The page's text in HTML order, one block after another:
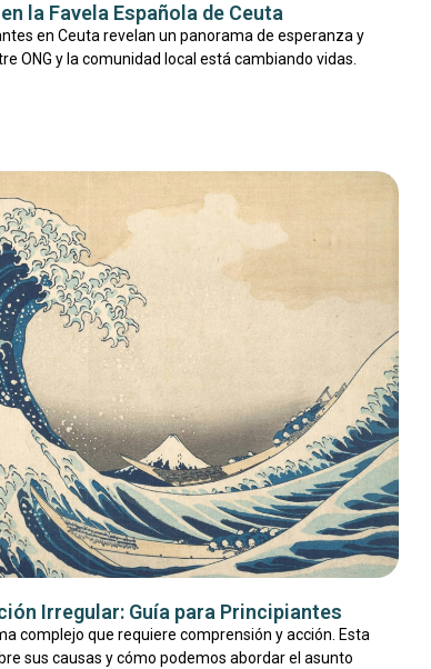
la Favela Española de Ceuta
en Ceuta revelan un panorama de esperanza y
ONG y la comunidad local está cambiando vidas.
Irregular: Guía para Principiantes
complejo que requiere comprensión y acción. Esta
sus causas y cómo podemos abordar el asunto